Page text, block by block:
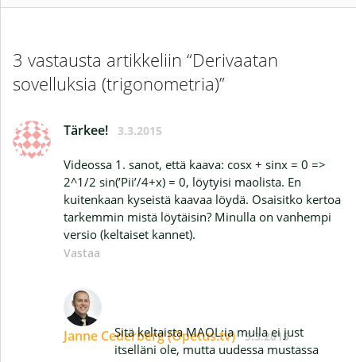
3 vastausta artikkeliin “Derivaatan
sovelluksia (trigonometria)”
Tärkee! 3.3.2015
Videossa 1. sanot, että kaava: cosx + sinx = 0 =>
2^1/2 sin(’Pii’/4+x) = 0, löytyisi maolista. En
kuitenkaan kyseistä kaavaa löydä. Osaisitko kertoa
tarkemmin mistä löytäisin? Minulla on vanhempi
versio (keltaiset kannet).
Vastaa
Janne Cederberg (Opetus.tv) 5.3.2015
Sitä keltaista MAOL:ia mulla ei just
itselläni ole, mutta uudessa mustassa